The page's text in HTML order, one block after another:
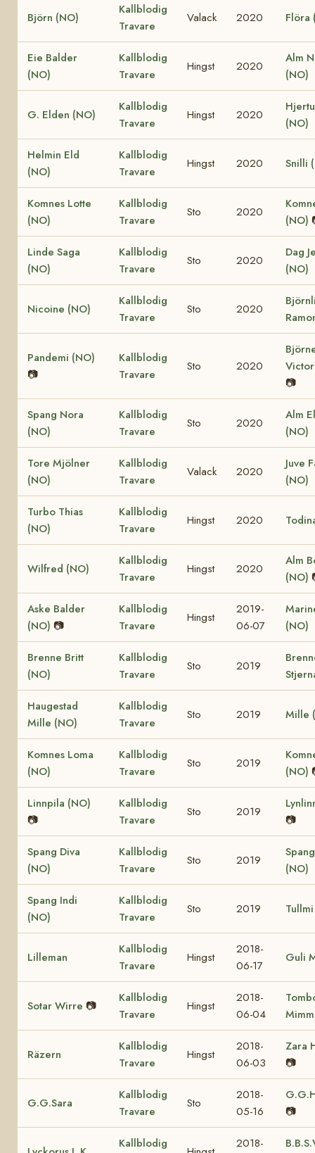
Björn (NO)
Kallblodig
Travare
Valack 2020 Flöra
Eie Balder
(NO)
Kallblodig
Travare
Hingst 2020
Alm
(NO)
G. Elden (NO)
Kallblodig
Travare
Hingst 2020
(NO)
Helmin Eld
(NO)
Kallblodig
Travare
Hingst 2020 Snilli
Komnes Lotte
(NO)
Kallblodig
Travare
Sto 2020
(NO)
Linde Saga
(NO)
Kallblodig
Travare
Sto 2020
Dag
(NO)
Nicoine (NO)
Kallblodig
Travare
Sto 2020
Pandemi (NO)
📷
Kallblodig
Travare
Sto 2020
📷
Spang Nora
(NO)
Kallblodig
Travare
Sto 2020
Alm
(NO)
Tore Mjölner
(NO)
Kallblodig
Travare
Valack 2020
Juve
(NO)
Turbo Thias
(NO)
Kallblodig
Travare
Hingst 2020
Wilfred (NO)
Kallblodig
Travare
Hingst 2020
Alm
(NO)
Aske Balder
(NO) 📷
Kallblodig
Travare
Hingst
2019-
06-07
(NO)
Brenne Britt
(NO)
Kallblodig
Travare
Sto 2019
Haugestad
Mille (NO)
Kallblodig
Travare
Sto 2019 Mille
Komnes Loma
(NO)
Kallblodig
Travare
Sto 2019
(NO)
Linnpila (NO)
📷
Kallblodig
Travare
Sto 2019
📷
Spang Diva
(NO)
Kallblodig
Travare
Sto 2019
(NO)
Spang Indi
(NO)
Kallblodig
Travare
Sto 2019
Lilleman
Kallblodig
Travare
Hingst
2018-
06-17
Guli
Sotar Wirre 📷
Kallblodig
Travare
Hingst
2018-
06-04
Räzern
Kallblodig
Travare
Hingst
2018-
06-03
Zara
📷
G.G.Sara
Kallblodig
Travare
Sto
2018-
05-16
📷
Kallblodig
2018-